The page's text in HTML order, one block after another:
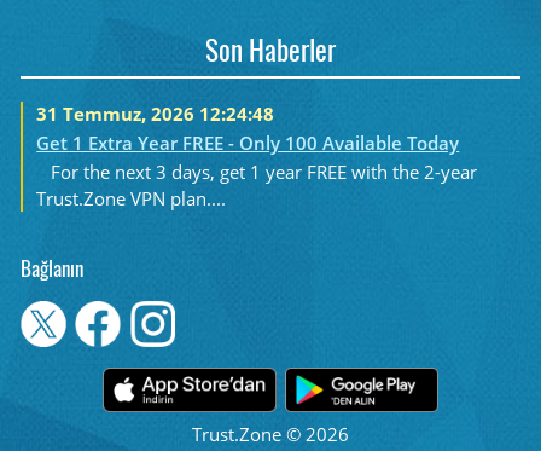
Son Haberler
31 Temmuz, 2026 12:24:48
Get 1 Extra Year FREE - Only 100 Available Today
For the next 3 days, get 1 year FREE with the 2-year
Trust.Zone VPN plan....
Bağlanın
Trust.Zone © 2026